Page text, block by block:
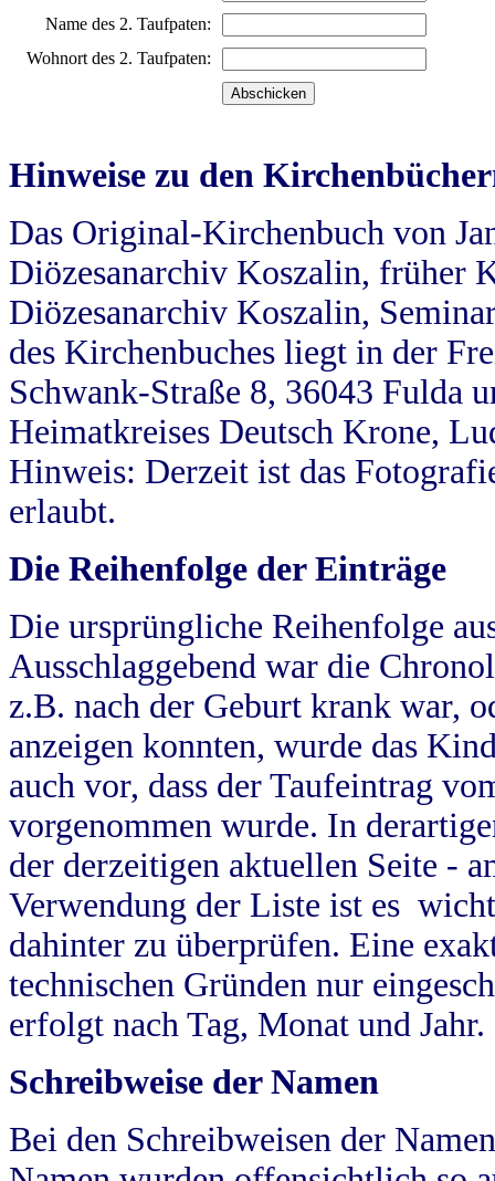
Name des 2. Taufpaten:
Wohnort des 2. Taufpaten:
Hinweise zu den
Das Original-Kirchenbuch von
Diözesanarchiv Koszalin, früher
Diözesanarchiv Koszalin,
des Kirchenbuches liegt in der
Schwank-Straße 8, 36043 Fulda
Heimatkreises Deutsch Krone,
Hinweis: Derzeit ist das
erlaubt.
Die Reihenfolge der Einträge
Die ursprüngliche Reihenfolge
Ausschlaggebend war die
z.B. nach der Geburt krank war,
anzeigen konnten, wurde das
auch vor, dass der Taufeintrag
vorgenommen wurde. In
der derzeitigen aktuellen Seite -
Verwendung der Liste ist es
dahinter zu überprüfen. Eine
technischen Gründen nur
erfolgt nach Tag, Monat und Jahr.
Schreibweise der Namen
Bei den Schreibweisen der